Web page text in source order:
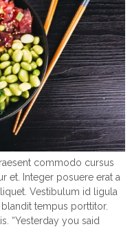
commodo cursus
et. Integer posuere erat a
Vestibulum id ligula
tempus porttitor.
“Yesterday you said